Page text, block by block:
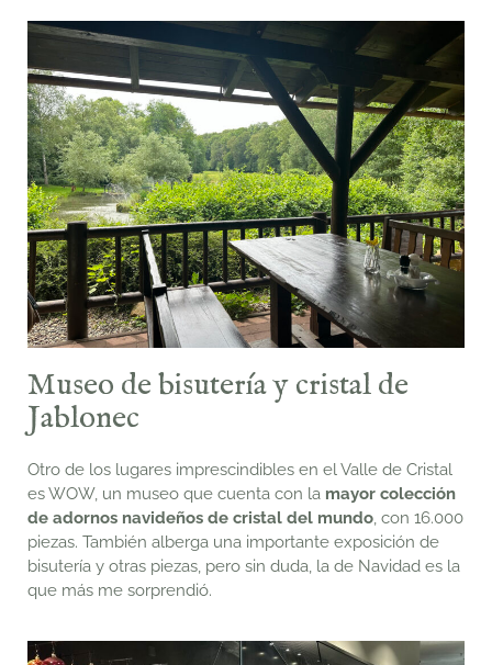
Museo de bisutería y cristal de
Jablonec
Otro de los lugares imprescindibles en el Valle de Cristal
es WOW, un museo que cuenta con la mayor colección
de adornos navideños de cristal del mundo, con 16.000
piezas. También alberga una importante exposición de
bisutería y otras piezas, pero sin duda, la de Navidad es la
que más me sorprendió.